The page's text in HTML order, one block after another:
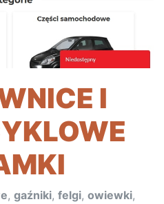
I
, gaźniki, felgi, owiewki,